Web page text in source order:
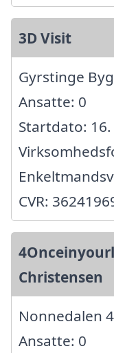
3D Visit
Gyrstinge
Ansatte: 0
Startdato:
CVR:
Christensen
Nonnedalen
Ansatte: 0